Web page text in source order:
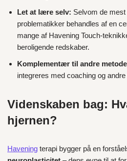
Let at lære selv: Selvom de
problematikker behandles af en
mange af Havening Touch-
beroligende redskaber.
Komplementær til andre
integreres med coaching og
Videnskaben bag:
hjernen?
Havening terapi bygger på en